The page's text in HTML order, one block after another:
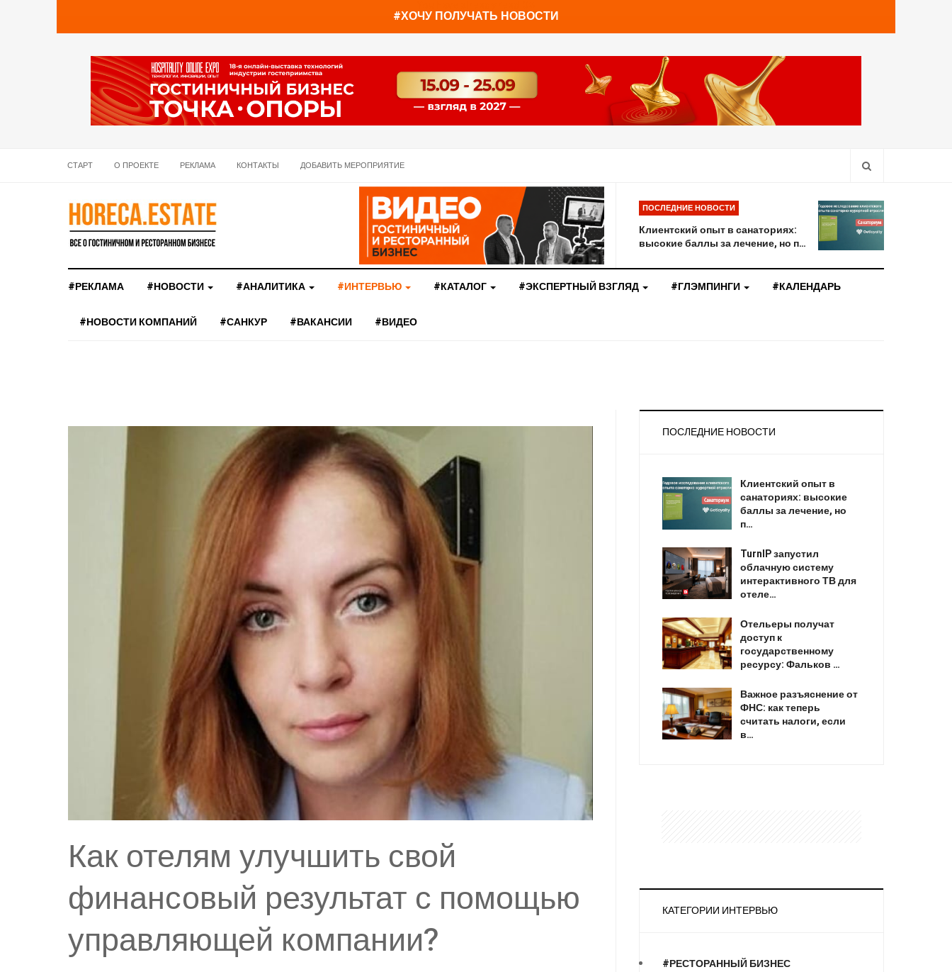
#ХОЧУ ПОЛУЧАТЬ НОВОСТИ
СТАРТ О ПРОЕКТЕ РЕКЛАМА КОНТАКТЫ ДОБАВИТЬ МЕРОПРИЯТИЕ
ПОСЛЕДНИЕ НОВОСТИ
Клиентский опыт в санаториях:
высокие баллы за лечение, но п…
#РЕКЛАМА #НОВОСТИ #АНАЛИТИКА #ИНТЕРВЬЮ #КАТАЛОГ #ЭКСПЕРТНЫЙ ВЗГЛЯД #ГЛЭМПИНГИ #КАЛЕНДАРЬ
#НОВОСТИ КОМПАНИЙ #САНКУР #ВАКАНСИИ #ВИДЕО
Как отелям улучшить свой
финансовый результат с помощью
управляющей компании?
ПОСЛЕДНИЕ НОВОСТИ
Клиентский опыт в
санаториях: высокие
баллы за лечение, но
п…
TurnIP запустил
облачную систему
интерактивного ТВ для
отеле…
Отельеры получат
доступ к
государственному
ресурсу: Фальков …
Важное разъяснение от
ФНС: как теперь
считать налоги, если
в…
КАТЕГОРИИ ИНТЕРВЬЮ
#РЕСТОРАННЫЙ БИЗНЕС